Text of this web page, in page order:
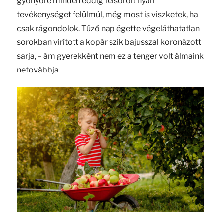
tevékenységet felülmúl, még most is viszketek, ha
csak rágondolok. Tűző nap égette végeláthatatlan
sorokban virított a kopár szik bajusszal koronázott
sarja, – ám gyerekként nem ez a tenger volt álmaink
netovábbja.